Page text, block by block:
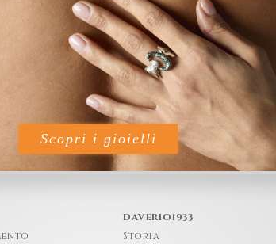
Scopri i gioielli
DAVERIO1933
Storia